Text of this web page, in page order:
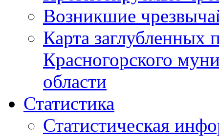
Возникшие
Карта
Красногорского
области
Статистика
Статистическая